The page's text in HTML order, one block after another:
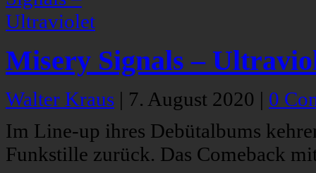
Misery Signals –
Walter Kraus | 7. August 2020 | 0
Im Line-up ihres Debütalbums
Funkstille zurück. Das Comeback